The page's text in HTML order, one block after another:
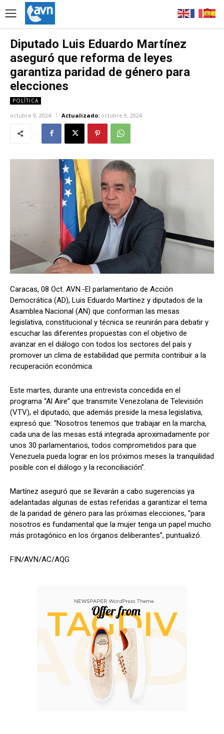
Diputado Luis Eduardo Martínez
aseguró que reforma de leyes
garantiza paridad de género para
elecciones
POLÍTICA
octubre 9, 2024 Actualizado: octubre 9, 2024
Caracas, 08 Oct. AVN.-El parlamentario de Acción
Democrática (AD), Luis Eduardo Martínez y diputados de la
Asamblea Nacional (AN) que conforman las mesas
legislativa, constitucional y técnica se reunirán para debatir y
escuchar las diferentes propuestas con el objetivo de
avanzar en el diálogo con todos los sectores del país y
promover un clima de estabilidad que permita contribuir a la
recuperación económica.
Este martes, durante una entrevista concedida en el
programa “Al Aire” que transmite Venezolana de Televisión
(VTV), el diputado, que además preside la mesa legislativa,
expresó que: “Nosotros tenemos que trabajar en la marcha,
cada una de las mesas está integrada aproximadamente por
unos 30 parlamentarios, todos comprometidos para que
Venezuela pueda lograr en los próximos meses la tranquilidad
posible con el diálogo y la reconciliación”.
Martínez aseguró que se llevarán a cabo sugerencias ya
adelantadas algunas de estas referidas a garantizar el tema
de la paridad de género para las próximas elecciones, “para
nosotros es fundamental que la mujer tenga un papel mucho
más protagónico en los órganos deliberantes”, puntualizó.
FIN/AVN/AC/AQG